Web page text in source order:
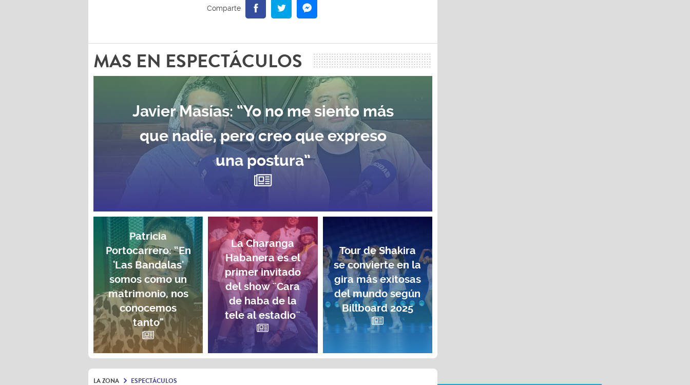
MAS EN ESPECTÁCULOS
Javier Masías: “Yo no me siento más
que nadie, pero creo que expreso
una postura”
Patricia
Portocarrero: “En
'Las Bandalas'
somos como un
matrimonio, nos
conocemos
tanto"
La Charanga
Habanera es el
primer invitado
del show ¨Cara
de haba de la
tele al estadio¨
Tour de Shakira
se convierte en la
gira más exitosas
del mundo según
Billboard 2025
LA ZONA ESPECTÁCULOS